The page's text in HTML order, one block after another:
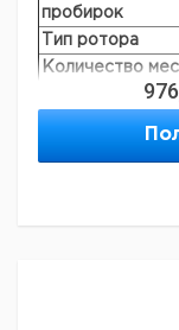
пробирок
Тип ротора
Количество
Макс. скорость